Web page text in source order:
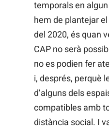
temporals en
hem de plantejar
del 2020, és quan
CAP no serà
no es podien fer
i, després, perquè
d’alguns dels
compatibles amb
distància social. I